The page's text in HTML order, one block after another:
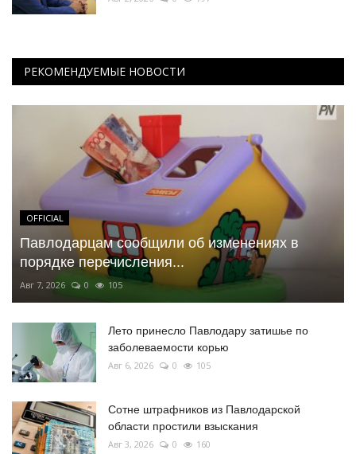
РЕКОМЕНДУЕМЫЕ НОВОСТИ
OFFICIAL
Павлодарцам сообщили об изменениях в
порядке перечисления...
Авг 7, 2026 0 105
Лето принесло Павлодару затишье по
заболеваемости корью
Авг 6, 2026 0 105
Сотне штрафников из Павлодарской
области простили взыскания
Авг 3, 2026 0 160